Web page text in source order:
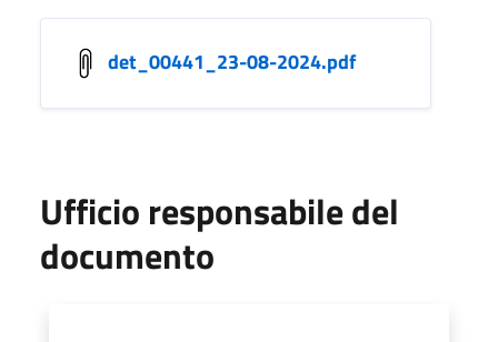
det_00441_23-08-2024.pdf
Ufficio responsabile del
documento